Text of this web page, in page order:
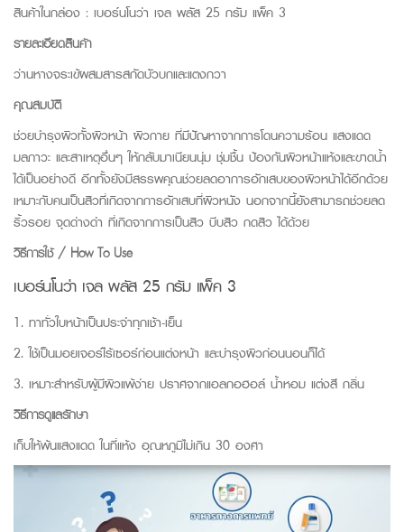
สินค้าในกล่อง : เบอร์นโนว่า เจล พลัส 25 กรัม แพ็ค 3
รายละเอียดสินค้า
ว่านหางจระเข้ผสมสารสกัดบัวบกและแตงกวา
คุณสมบัติ
ช่วยบำรุงผิวทั้งผิวหน้า ผิวกาย ที่มีปัญหาจากการโดนความร้อน แสงแดด
มลภาวะ และสาเหตุอื่นๆ ให้กลับมาเนียนนุ่ม ชุ่มชื้น ป้องกันผิวหน้าแห้งและขาดน้ำ
ได้เป็นอย่างดี อีกทั้งยังมีสรรพคุณช่วยลดอาการอักเสบของผิวหน้าได้อีกด้วย
เหมาะกับคนเป็นสิวที่เกิดจากการอักเสบที่ผิวหนัง นอกจากนี้ยังสามารถช่วยลด
ริ้วรอย จุดด่างดำ ที่เกิดจากการเป็นสิว บีบสิว กดสิว ได้ด้วย
วิธีการใช้ / How To Use
เบอร์นโนว่า เจล พลัส 25 กรัม แพ็ค 3
1. ทาทั่วใบหน้าเป็นประจำทุกเช้า-เย็น
2. ใช้เป็นมอยเจอร์ไร้เซอร์ก่อนแต่งหน้า และบำรุงผิวก่อนนอนก็ได้
3. เหมาะสำหรับผู้มีผิวแพ้ง่าย ปราศจากแอลกอฮอล์ น้ำหอม แต่งสี กลิ่น
วิธีการดูแลรักษา
เก็บให้พ้นแสงแดด ในที่แห้ง อุณหภูมิไม่เกิน 30 องศา